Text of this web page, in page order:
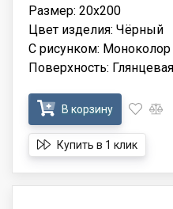
Размер: 20x200
Цвет изделия: Чёрный
С рисунком: Моноколор
Поверхность: Глянцевая
В корзину
Купить в 1 клик